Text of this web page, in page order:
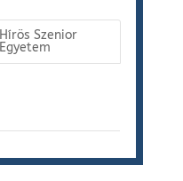
Hírös Szenior
Egyetem